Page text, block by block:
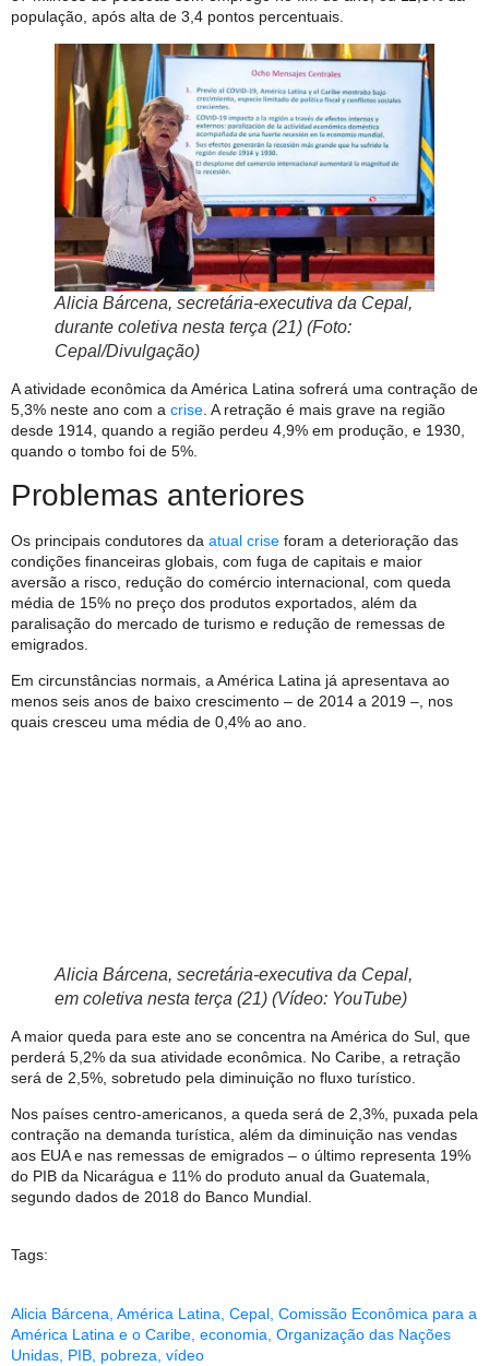
população, após alta de 3,4 pontos percentuais.
Alicia Bárcena, secretária-executiva da Cepal,
durante coletiva nesta terça (21) (Foto:
Cepal/Divulgação)
A atividade econômica da América Latina sofrerá uma contração de
5,3% neste ano com a crise . A retração é mais grave na região
desde 1914, quando a região perdeu 4,9% em produção, e 1930,
quando o tombo foi de 5%.
Problemas anteriores
Os principais condutores da atual crise foram a deterioração das
condições financeiras globais, com fuga de capitais e maior
aversão a risco, redução do comércio internacional, com queda
média de 15% no preço dos produtos exportados, além da
paralisação do mercado de turismo e redução de remessas de
emigrados.
Em circunstâncias normais, a América Latina já apresentava ao
menos seis anos de baixo crescimento – de 2014 a 2019 –, nos
quais cresceu uma média de 0,4% ao ano.
Alicia Bárcena, secretária-executiva da Cepal,
em coletiva nesta terça (21) (Vídeo: YouTube)
A maior queda para este ano se concentra na América do Sul, que
perderá 5,2% da sua atividade econômica. No Caribe, a retração
será de 2,5%, sobretudo pela diminuição no fluxo turístico.
Nos países centro-americanos, a queda será de 2,3%, puxada pela
contração na demanda turística, além da diminuição nas vendas
aos EUA e nas remessas de emigrados – o último representa 19%
do PIB da Nicarágua e 11% do produto anual da Guatemala,
segundo dados de 2018 do Banco Mundial.
Tags:
Alicia Bárcena América Latina Cepal Comissão Econômica para a
América Latina e o Caribe economia Organização das Nações
Unidas PIB pobreza vídeo